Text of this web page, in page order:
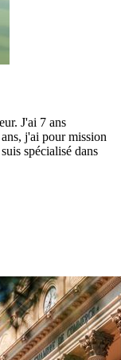
J'ai 7 ans
j'ai pour mission
spécialisé dans